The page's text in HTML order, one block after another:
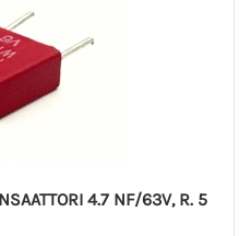
4.7 NF/63V, R. 5